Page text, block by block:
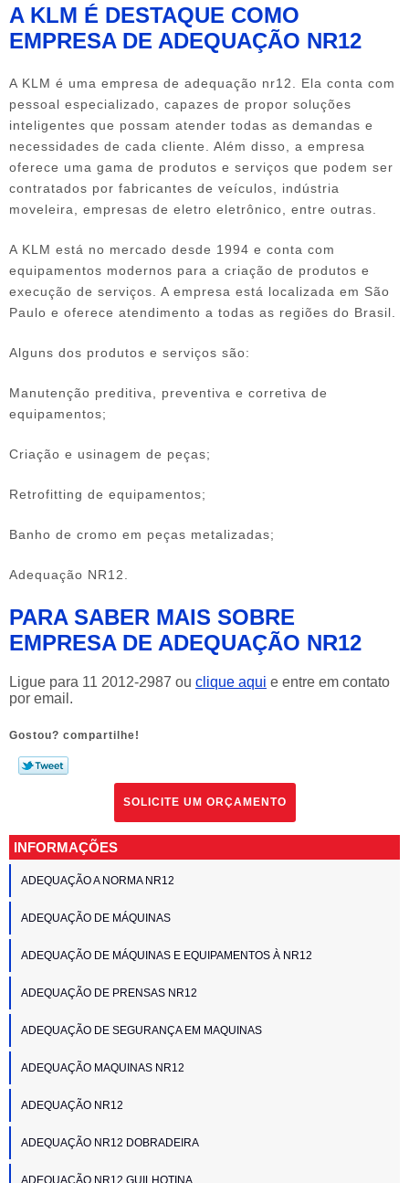
A KLM É DESTAQUE COMO
EMPRESA DE ADEQUAÇÃO NR12
A KLM é uma empresa de adequação nr12
. Ela conta com
pessoal especializado, capazes de propor soluções
inteligentes que possam atender todas as demandas e
necessidades de cada cliente. Além disso, a empresa
oferece uma gama de produtos e serviços que podem ser
contratados por fabricantes de veículos, indústria
moveleira, empresas de eletro eletrônico, entre outras.
A KLM está no mercado desde 1994 e conta com
equipamentos modernos para a criação de produtos e
execução de serviços. A empresa está localizada em São
Paulo e oferece atendimento a todas as regiões do Brasil.
Alguns dos produtos e serviços são:
Manutenção preditiva, preventiva e corretiva de
equipamentos;
Criação e usinagem de peças;
Retrofitting de equipamentos;
Banho de cromo em peças metalizadas;
Adequação NR12.
PARA SABER MAIS SOBRE
EMPRESA DE ADEQUAÇÃO NR12
Ligue para 11 2012-2987 ou clique aqui e entre em contato
por email.
Gostou? compartilhe!
SOLICITE UM ORÇAMENTO
INFORMAÇÕES
ADEQUAÇÃO A NORMA NR12
ADEQUAÇÃO DE MÁQUINAS
ADEQUAÇÃO DE MÁQUINAS E EQUIPAMENTOS À NR12
ADEQUAÇÃO DE PRENSAS NR12
ADEQUAÇÃO DE SEGURANÇA EM MAQUINAS
ADEQUAÇÃO MAQUINAS NR12
ADEQUAÇÃO NR12
ADEQUAÇÃO NR12 DOBRADEIRA
ADEQUAÇÃO NR12 GUILHOTINA